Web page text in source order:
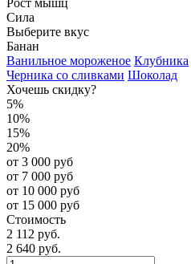
Сила
Выберите вкус
Банан
Ванильное мороженое Клубника
Черника со сливками Шоколад
Хочешь скидку?
5%
10%
15%
20%
от 3 000 руб
от 7 000 руб
от 10 000 руб
от 15 000 руб
Стоимость
2 112 руб.
2 640 руб.